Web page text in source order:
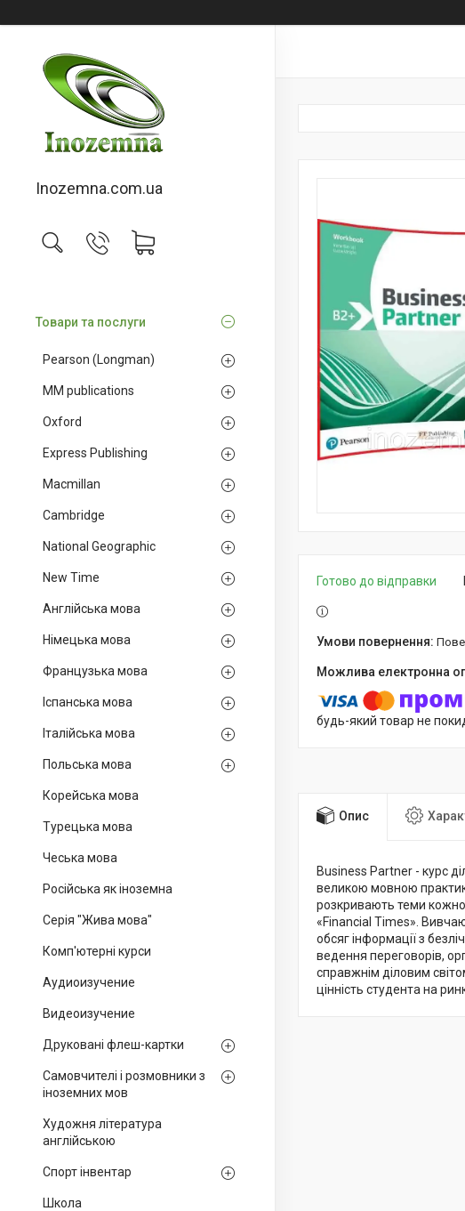
Inozemna.com.ua
Товари та послуги
Pearson (Longman)
MM publications
Oxford
Express Publishing
Macmillan
Cambridge
National Geographic
New Time
Англійська мова
Німецька мова
Французька мова
Іспанська мова
Італійська мова
Польська мова
Корейська мова
Турецька мова
Чеська мова
Російська як іноземна
Серія "Жива мова"
Комп'ютерні курси
Аудиоизучение
Видеоизучение
Друковані флеш-картки
Самовчителі і розмовники з
іноземних мов
Художня література
англійською
Спорт інвентар
Школа
Готово до відправки
будь-який товар не
Опис
Business Partner - курс
великою мовною
розкривають теми
«Financial Times».
обсяг інформації з
ведення переговорів,
справжнім діловим
цінність студента на